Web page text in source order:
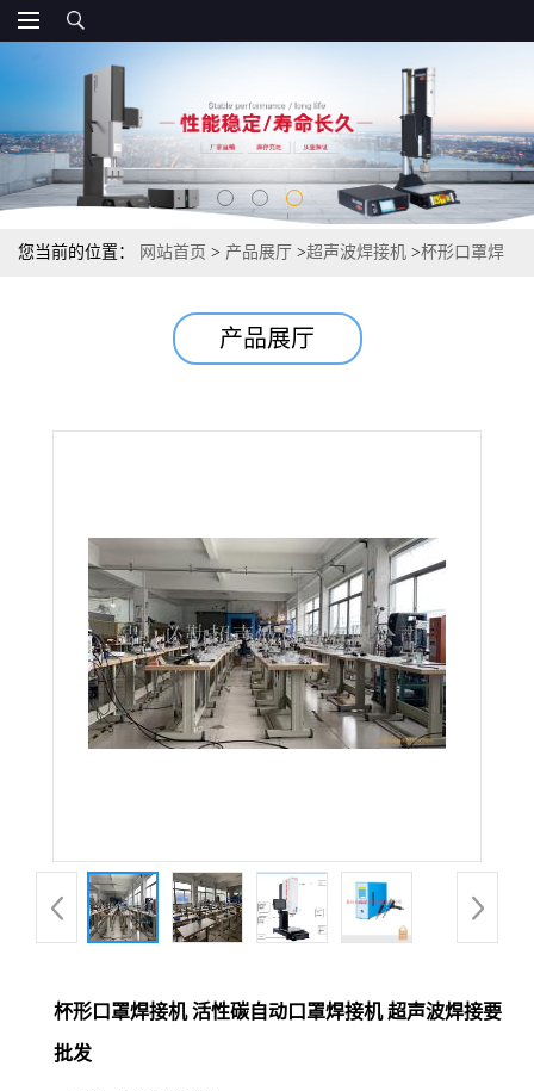
您当前的位置： 网站首页 > 产品展厅 >超声波焊接机 >杯形口罩焊
产品展厅
杯形口罩焊接机 活性碳自动口罩焊接机 超声波焊接要
批发